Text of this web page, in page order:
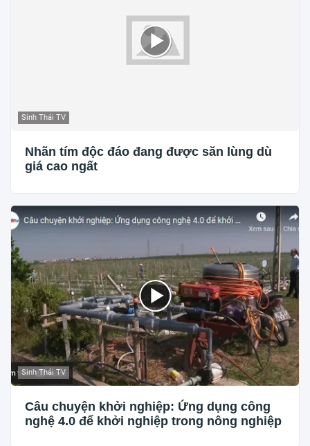
Sinh Thái TV
Nhãn tím độc đáo đang được săn lùng dù
giá cao ngất
Sinh Thái TV
Câu chuyện khởi nghiệp: Ứng dụng công
nghệ 4.0 để khởi nghiệp trong nông nghiệp